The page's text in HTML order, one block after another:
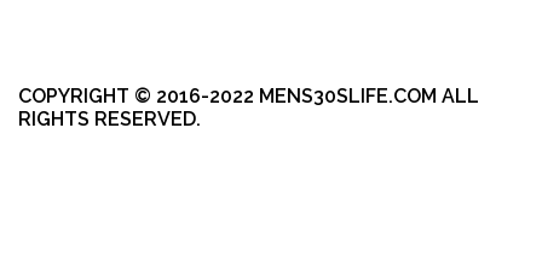
COPYRIGHT © 2016-2022 MENS30SLIFE.COM ALL
RIGHTS RESERVED.